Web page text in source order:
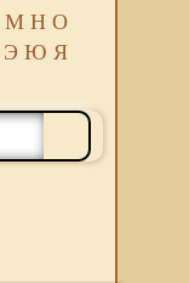
М Н О
Э Ю Я